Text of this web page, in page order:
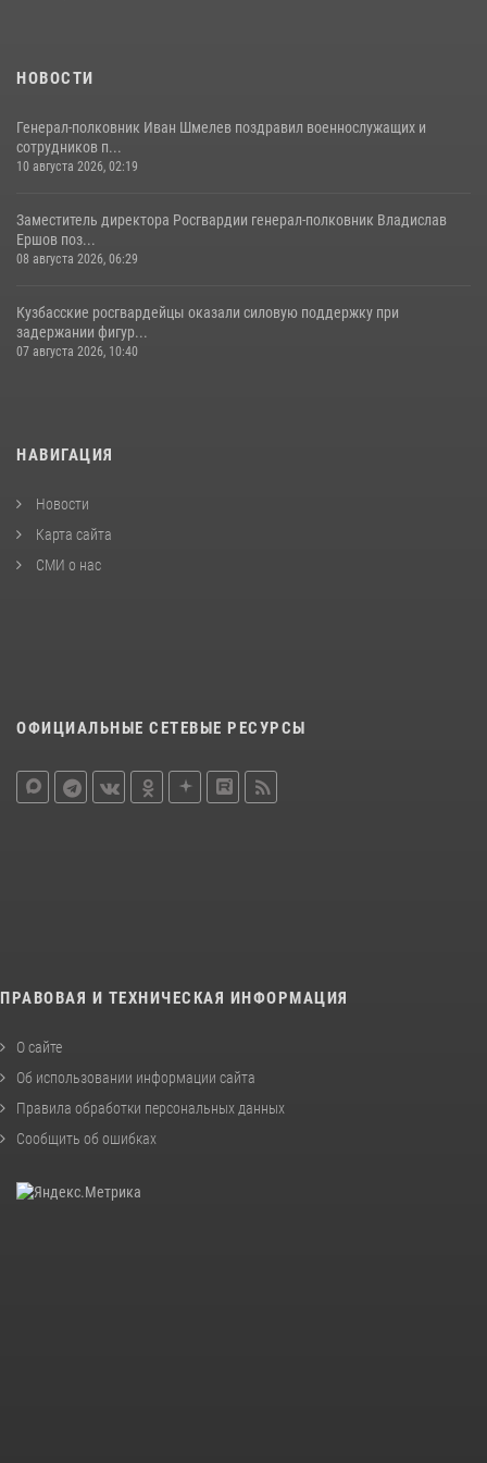
НОВОСТИ
Генерал-полковник Иван Шмелев поздравил военнослужащих и
сотрудников п...
10 августа 2026, 02:19
Заместитель директора Росгвардии генерал-полковник Владислав
Ершов поз...
08 августа 2026, 06:29
Кузбасские росгвардейцы оказали силовую поддержку при
задержании фигур...
07 августа 2026, 10:40
НАВИГАЦИЯ
Новости
Карта сайта
СМИ о нас
ОФИЦИАЛЬНЫЕ СЕТЕВЫЕ РЕСУРСЫ
ПРАВОВАЯ И ТЕХНИЧЕСКАЯ ИНФОРМАЦИЯ
О сайте
Об использовании информации сайта
Правила обработки персональных данных
Сообщить об ошибках